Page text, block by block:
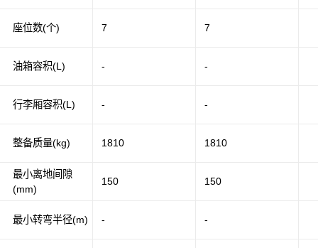
座位数(个)
油箱容积(L)
行李厢容积(L)
整备质量(kg)
最小离地间隙
(mm)
最小转弯半径(m)
7 7
- -
- -
1810 1810
150 150
- -